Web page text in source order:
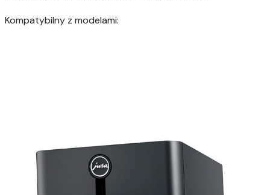
Kompatybilny z modelami: